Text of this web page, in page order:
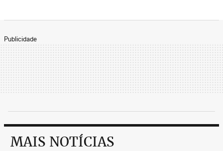
Publicidade
MAIS NOTÍCIAS